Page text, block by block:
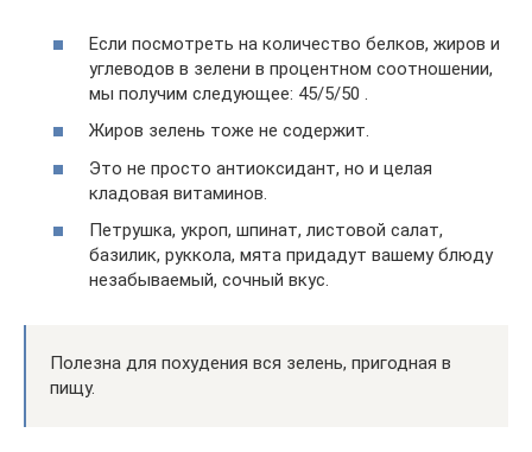
Если посмотреть на количество белков, жиров и
углеводов в зелени в процентном соотношении,
мы получим следующее: 45/5/50 .
Жиров зелень тоже не содержит.
Это не просто антиоксидант, но и целая
кладовая витаминов.
Петрушка, укроп, шпинат, листовой салат,
базилик, руккола, мята придадут вашему блюду
незабываемый, сочный вкус.
Полезна для похудения вся зелень, пригодная в
пищу.